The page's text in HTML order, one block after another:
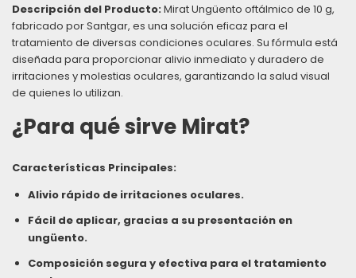
Descripción del Producto:Mirat Ungüento oftálmico de 10 g,
fabricado por Santgar, es una solución eficaz para el
tratamiento de diversas condiciones oculares. Su fórmula está
diseñada para proporcionar alivio inmediato y duradero de
irritaciones y molestias oculares, garantizando la salud visual
de quienes lo utilizan.
¿Para qué sirve Mirat?
Características Principales:
Alivio rápido de irritaciones oculares.
Fácil de aplicar, gracias a su presentación en
ungüento.
Composición segura y efectiva para el tratamiento